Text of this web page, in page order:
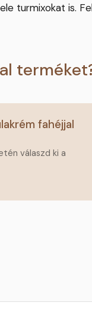
is.
fahéjjal
válaszd ki a